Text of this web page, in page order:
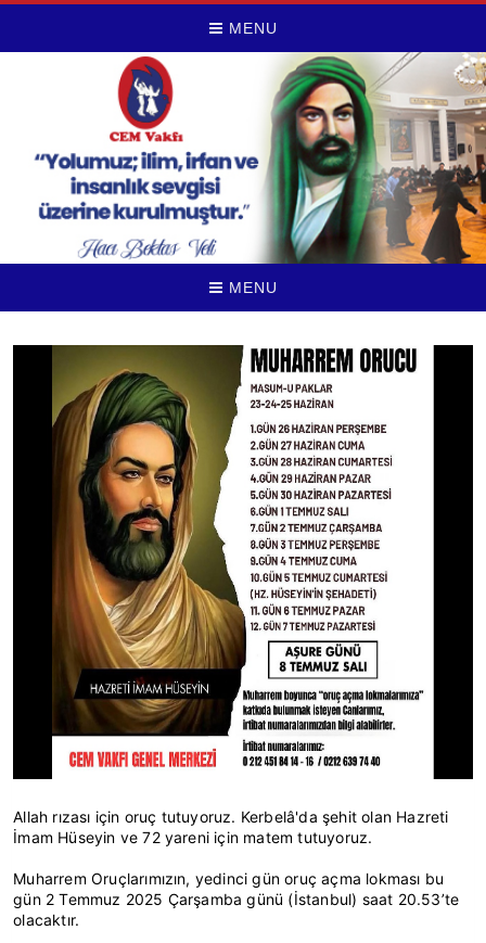
MENU
MENU
Allah rızası için oruç tutuyoruz. Kerbelâ'da şehit olan Hazreti
İmam Hüseyin ve 72 yareni için matem tutuyoruz.
Muharrem Oruçlarımızın, yedinci gün oruç açma lokması bu
gün 2 Temmuz 2025 Çarşamba günü (İstanbul) saat 20.53’te
olacaktır.